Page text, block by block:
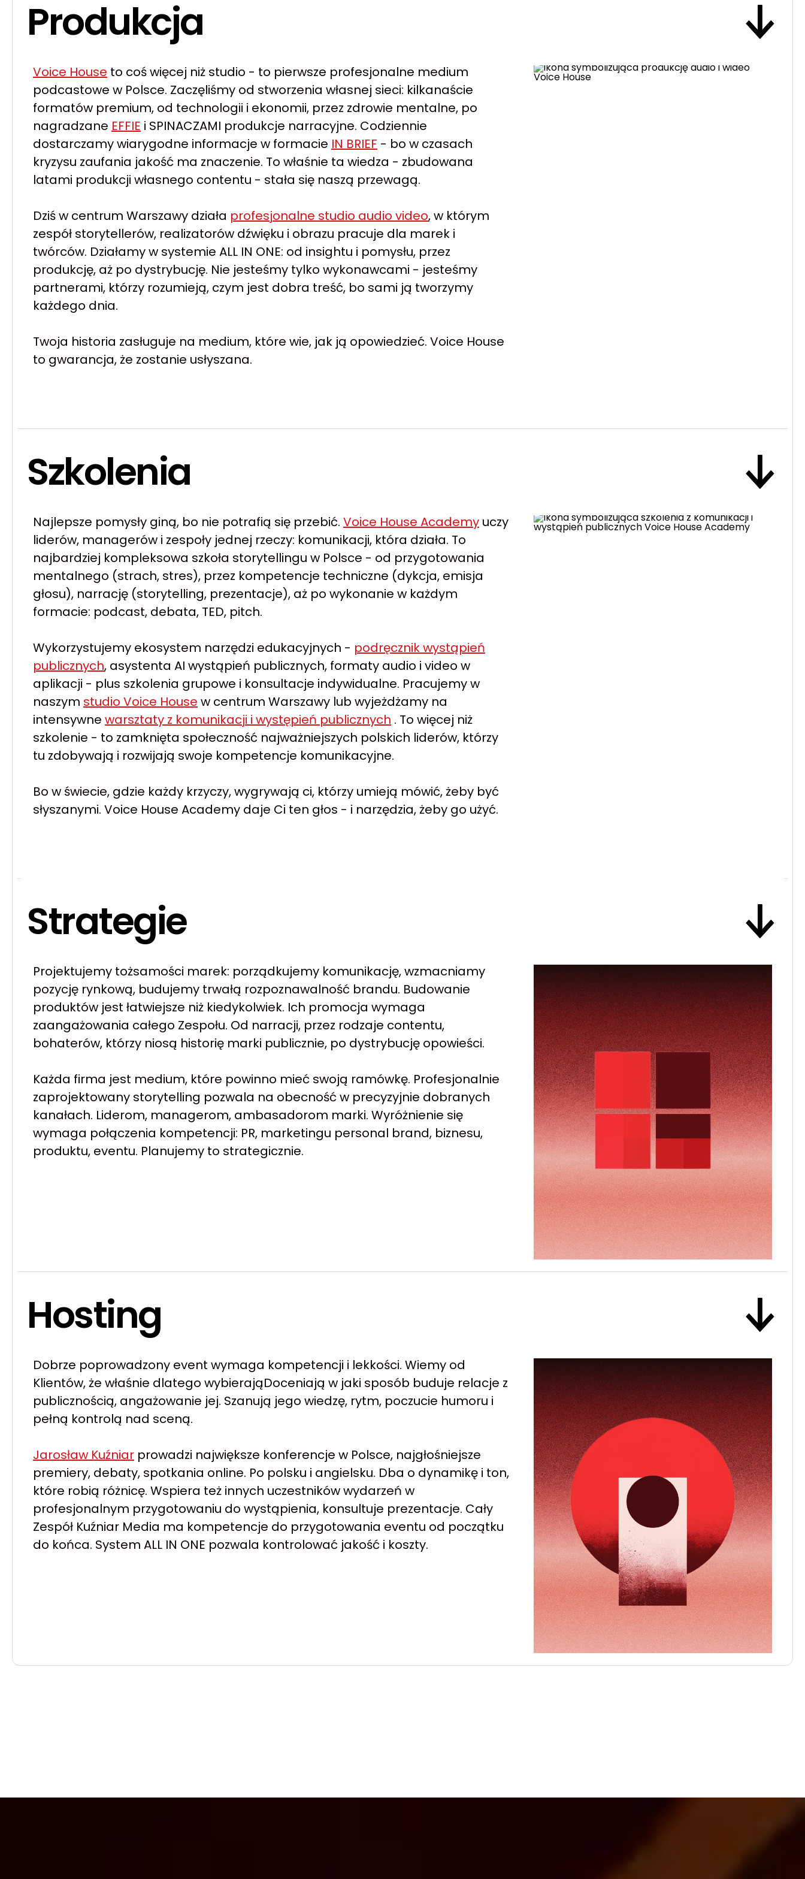
Produkcja
Voice House to coś więcej niż studio - to pierwsze profesjonalne medium
podcastowe w Polsce. Zaczęliśmy od stworzenia własnej sieci: kilkanaście
formatów premium, od technologii i ekonomii, przez zdrowie mentalne, po
nagradzane EFFIE i SPINACZAMI produkcje narracyjne. Codziennie
dostarczamy wiarygodne informacje w formacie IN BRIEF - bo w czasach
kryzysu zaufania jakość ma znaczenie. To właśnie ta wiedza - zbudowana
latami produkcji własnego contentu - stała się naszą przewagą.
Dziś w centrum Warszawy działa profesjonalne studio audio video, w którym
zespół storytellerów, realizatorów dźwięku i obrazu pracuje dla marek i
twórców. Działamy w systemie ALL IN ONE: od insightu i pomysłu, przez
produkcję, aż po dystrybucję. Nie jesteśmy tylko wykonawcami - jesteśmy
partnerami, którzy rozumieją, czym jest dobra treść, bo sami ją tworzymy
każdego dnia.
Twoja historia zasługuje na medium, które wie, jak ją opowiedzieć. Voice House
to gwarancja, że zostanie usłyszana.
Szkolenia
Najlepsze pomysły giną, bo nie potrafią się przebić. Voice House Academy uczy
liderów, managerów i zespoły jednej rzeczy: komunikacji, która działa. To
najbardziej kompleksowa szkoła storytellingu w Polsce - od przygotowania
mentalnego (strach, stres), przez kompetencje techniczne (dykcja, emisja
głosu), narrację (storytelling, prezentacje), aż po wykonanie w każdym
formacie: podcast, debata, TED, pitch.
Wykorzystujemy ekosystem narzędzi edukacyjnych - podręcznik wystąpień
publicznych, asystenta AI wystąpień publicznych, formaty audio i video w
aplikacji - plus szkolenia grupowe i konsultacje indywidualne. Pracujemy w
naszym studio Voice House w centrum Warszawy lub wyjeżdżamy na
intensywne warsztaty z komunikacji i występień publicznych . To więcej niż
szkolenie - to zamknięta społeczność najważniejszych polskich liderów, którzy
tu zdobywają i rozwijają swoje kompetencje komunikacyjne.
Bo w świecie, gdzie każdy krzyczy, wygrywają ci, którzy umieją mówić, żeby być
słyszanymi. Voice House Academy daje Ci ten głos - i narzędzia, żeby go użyć.
Strategie
Projektujemy tożsamości marek: porządkujemy komunikację, wzmacniamy
pozycję rynkową, budujemy trwałą rozpoznawalność brandu. Budowanie
produktów jest łatwiejsze niż kiedykolwiek. Ich promocja wymaga
zaangażowania całego Zespołu. Od narracji, przez rodzaje contentu,
bohaterów, którzy niosą historię marki publicznie, po dystrybucję opowieści.
Każda firma jest medium, które powinno mieć swoją ramówkę. Profesjonalnie
zaprojektowany storytelling pozwala na obecność w precyzyjnie dobranych
kanałach. Liderom, managerom, ambasadorom marki. Wyróżnienie się
wymaga połączenia kompetencji: PR, marketingu personal brand, biznesu,
produktu, eventu. Planujemy to strategicznie.
Hosting
Dobrze poprowadzony event wymaga kompetencji i lekkości. Wiemy od
Klientów, że właśnie dlatego wybierająDoceniają w jaki sposób buduje relacje z
publicznością, angażowanie jej. Szanują jego wiedzę, rytm, poczucie humoru i
pełną kontrolą nad sceną.
Jarosław Kuźniar prowadzi największe konferencje w Polsce, najgłośniejsze
premiery, debaty, spotkania online. Po polsku i angielsku. Dba o dynamikę i ton,
które robią różnicę. Wspiera też innych uczestników wydarzeń w
profesjonalnym przygotowaniu do wystąpienia, konsultuje prezentacje. Cały
Zespół Kuźniar Media ma kompetencje do przygotowania eventu od początku
do końca. System ALL IN ONE pozwala kontrolować jakość i koszty.